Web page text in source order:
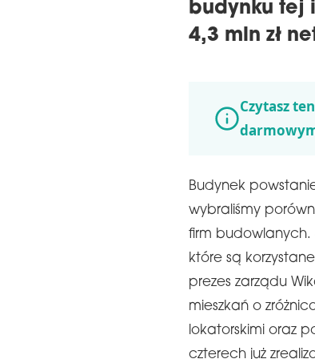
budynku tej
4,3 mln zł
Czytasz
Budynek
wybraliśmy
firm budowlanych.
które są
prezes zarządu
mieszkań o
lokatorskimi oraz
czterech już